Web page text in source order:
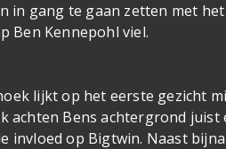
in gang te gaan zetten met
Ben Kennepohl viel.
lijkt op het eerste gezicht
achten Bens achtergrond
invloed op Bigtwin. Naast